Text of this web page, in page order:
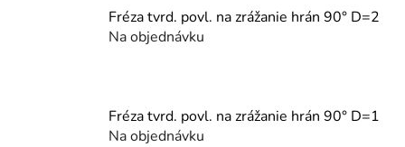
Fréza tvrd. povl. na zrážanie hrán 90° D=2
Na objednávku
Fréza tvrd. povl. na zrážanie hrán 90° D=1
Na objednávku